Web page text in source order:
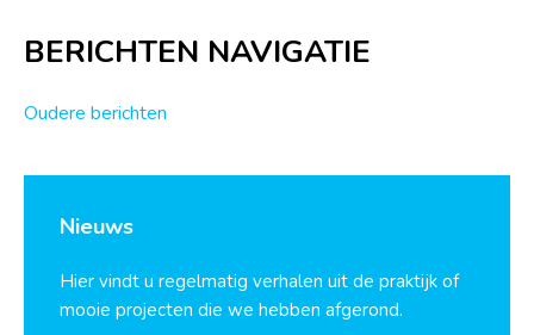
BERICHTEN NAVIGATIE
Oudere berichten
Nieuws
Hier vindt u regelmatig verhalen uit de praktijk of
mooie projecten die we hebben afgerond.